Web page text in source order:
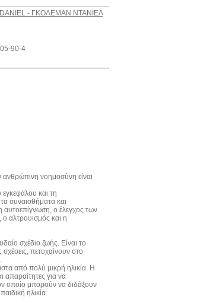
DANIEL - ΓΚΟΛΕΜΑΝ ΝΤΑΝΙΕΛ
90-4
ανθρώπινη νοημοσύνη είναι
και τη
συναισθήματα και
αυτοεπίγνωση, ο έλεγχος των
αλτρουισμός και η
σχέδιο ζωής. Είναι το
πετυχαίνουν στο
από πολύ μικρή ηλικία. Η
απαραίτητες για να
οποίο μπορούν να διδάξουν
ηλικία.